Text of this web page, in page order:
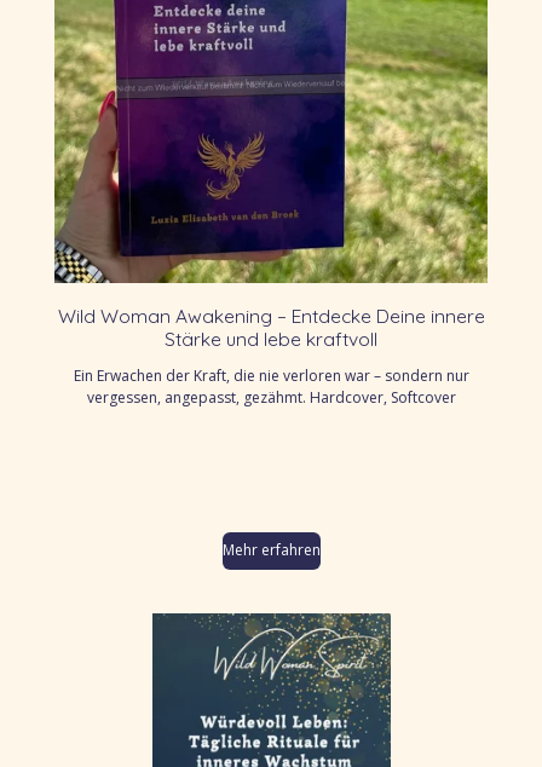
Wild Woman Awakening – Entdecke Deine innere
Stärke und lebe kraftvoll
Ein Erwachen der Kraft, die nie verloren war – sondern nur
vergessen, angepasst, gezähmt. Hardcover, Softcover
Mehr erfahren